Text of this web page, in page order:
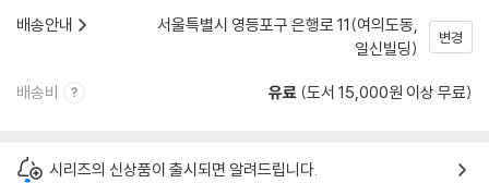
배송안내
서울특별시 영등포구 은행로 11(여의도동,
일신빌딩)
변경
배송비 유료 (도서 15,000원 이상 무료)
시리즈의 신상품이 출시되면 알려드립니다.